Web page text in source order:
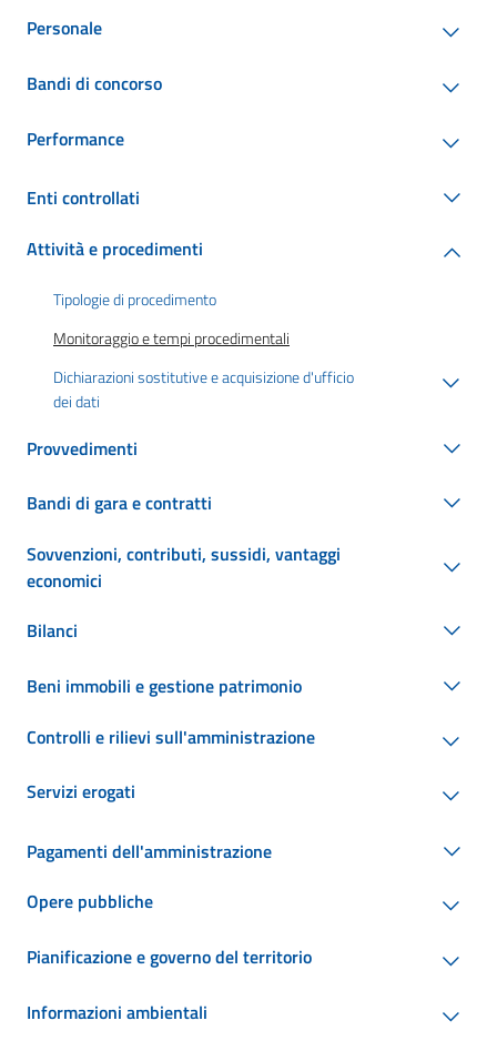
Personale
Bandi di concorso
Performance
Enti controllati
Attività e procedimenti
Tipologie di procedimento
Monitoraggio e tempi procedimentali
Dichiarazioni sostitutive e acquisizione d'ufficio
dei dati
Provvedimenti
Bandi di gara e contratti
Sovvenzioni, contributi, sussidi, vantaggi
economici
Bilanci
Beni immobili e gestione patrimonio
Controlli e rilievi sull'amministrazione
Servizi erogati
Pagamenti dell'amministrazione
Opere pubbliche
Pianificazione e governo del territorio
Informazioni ambientali